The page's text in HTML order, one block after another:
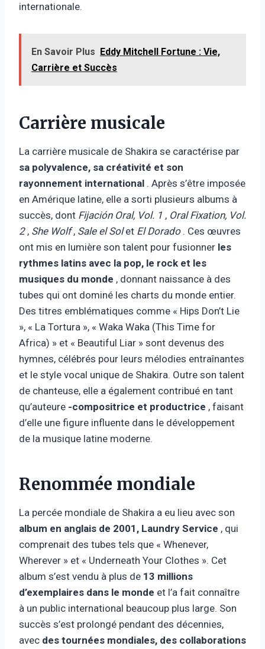
internationale.
En Savoir Plus Eddy Mitchell Fortune : Vie,
Carrière et Succès
Carrière musicale
La carrière musicale de Shakira se caractérise par
sa polyvalence, sa créativité et son
rayonnement international . Après s’être imposée
en Amérique latine, elle a sorti plusieurs albums à
succès, dont Fijación Oral, Vol. 1 , Oral Fixation, Vol.
2, She Wolf, Sale el Solet El Dorado. Ces œuvres
ont mis en lumière son talent pour fusionner les
rythmes latins avec la pop, le rock et les
musiques du monde , donnant naissance à des
tubes qui ont dominé les charts du monde entier.
Des titres emblématiques comme « Hips Don’t Lie
», « La Tortura », « Waka Waka (This Time for
Africa) » et « Beautiful Liar » sont devenus des
hymnes, célébrés pour leurs mélodies entraînantes
et le style vocal unique de Shakira. Outre son talent
de chanteuse, elle a également contribué en tant
qu’auteure -compositrice et productrice , faisant
d’elle une figure influente dans le développement
de la musique latine moderne.
Renommée mondiale
La percée mondiale de Shakira a eu lieu avec son
album en anglais de 2001, Laundry Service , qui
comprenait des tubes tels que « Whenever,
Wherever » et « Underneath Your Clothes ». Cet
album s’est vendu à plus de 13 millions
d’exemplaires dans le monde et l’a fait connaître
à un public international beaucoup plus large. Son
succès s’est prolongé pendant des décennies,
avec des tournées mondiales, des collaborations